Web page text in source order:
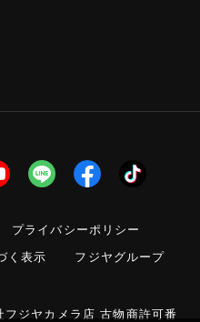
プライバシーポリシー
く表示
フジヤグループ
ジヤカメラ店 古物商許可番